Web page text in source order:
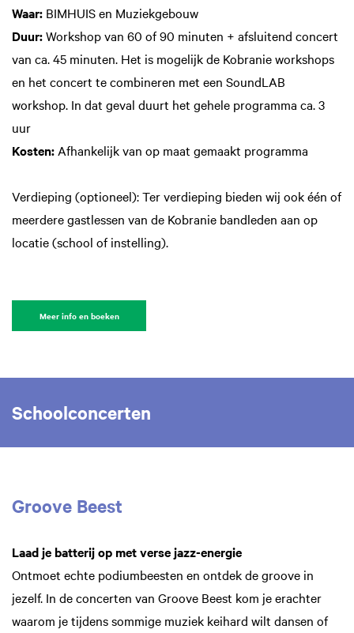
Waar: BIMHUIS en Muziekgebouw
Duur:Workshop van 60 of 90 minuten + afsluitend concert
van ca. 45 minuten. Het is mogelijk de Kobranie workshops
en het concert te combineren met een SoundLAB
workshop. In dat geval duurt het gehele programma ca. 3
uur
Kosten: Afhankelijk van op maat gemaakt programma
Verdieping (optioneel): Ter verdieping bieden wij ook één of
meerdere gastlessen van de Kobranie bandleden aan op
locatie (school of instelling).
Meer info en boeken
Schoolconcerten
Groove Beest
Laad je batterij op met verse jazz-energie
Ontmoet echte podiumbeesten en ontdek de groove in
jezelf. In de concerten van Groove Beest kom je erachter
waarom je tijdens sommige muziek keihard wilt dansen of